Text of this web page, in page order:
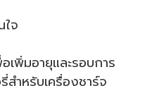
จ
เพิ่มอายุและรอบการ
สำหรับเครื่องชาร์จ